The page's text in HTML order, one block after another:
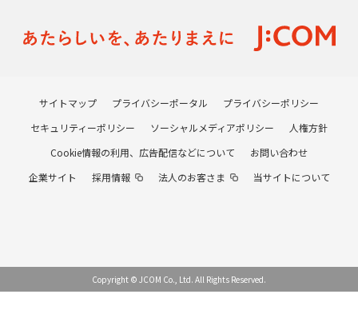
サイトマップ プライバシーポータル
プライバシーポリシー
セキュリティーポリシー
ソーシャルメディアポリシー
人権方針
Cookie情報の利用、広告配信などについて
お問い合わせ
企業サイト
採用情報 法人のお客さま 当サイトについて
Copyright © JCOM Co., Ltd. All Rights Reserved.